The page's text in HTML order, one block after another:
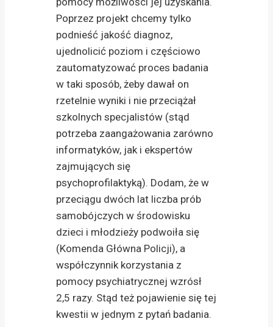
Poprzez projekt chcemy tylko
podnieść jakość diagnoz,
ujednolicić poziom i częściowo
zautomatyzować proces badania
w taki sposób, żeby dawał on
rzetelnie wyniki i nie przeciążał
szkolnych specjalistów (stąd
potrzeba zaangażowania zarówno
informatyków, jak i ekspertów
zajmujących się
psychoprofilaktyką). Dodam, że w
przeciągu dwóch lat liczba prób
samobójczych w środowisku
dzieci i młodzieży podwoiła się
(Komenda Główna Policji), a
współczynnik korzystania z
pomocy psychiatrycznej wzrósł
2,5 razy. Stąd też pojawienie się tej
kwestii w jednym z pytań badania.